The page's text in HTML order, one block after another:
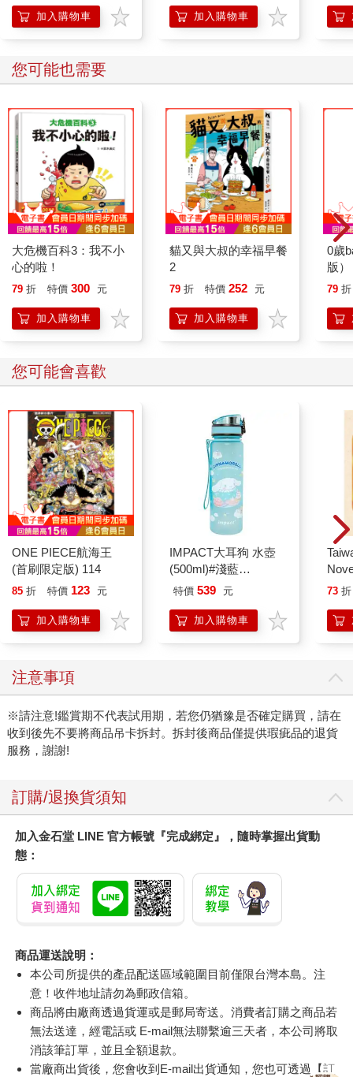
加入購物車 加入購物車
您可能也需要
大危機百科3：我不小
心的啦！
79 折 特價 300 元
加入購物車
貓又與大叔的幸福早餐
2
79 折 特價 252 元
加入購物車
0歲
版）
79 折
您可能會喜歡
ONE PIECE航海王
(首刷限定版) 114
85 折 特價 123 元
加入購物車
IMPACT大耳狗 水壺
(500ml)#淺藍
IMCMB01LB
特價 539 元
加入購物車
73 折
注意事項
※請注意!鑑賞期不代表試用期，若您仍猶豫是否確定購買，請在
收到後先不要將商品吊卡拆封。拆封後商品僅提供瑕疵品的退貨
服務，謝謝!
訂購/退換貨須知
加入金石堂 LINE 官方帳號『完成綁定』，隨時掌握出貨動
態：
商品運送說明：
本公司所提供的產品配送區域範圍目前僅限台灣本島。注
意！收件地址請勿為郵政信箱。
商品將由廠商透過貨運或是郵局寄送。消費者訂購之商品若
無法送達，經電話或 E-mail無法聯繫逾三天者，本公司將取
消該筆訂單，並且全額退款。
當廠商出貨後，您會收到E-mail出貨通知，您也可透過【訂